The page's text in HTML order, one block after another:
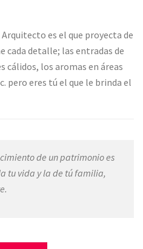
es el que proyecta de
cada detalle; las entradas de
cálidos, los aromas en áreas
pero eres tú el que le brinda el
de un patrimonio es
tu vida y la de tú familia,